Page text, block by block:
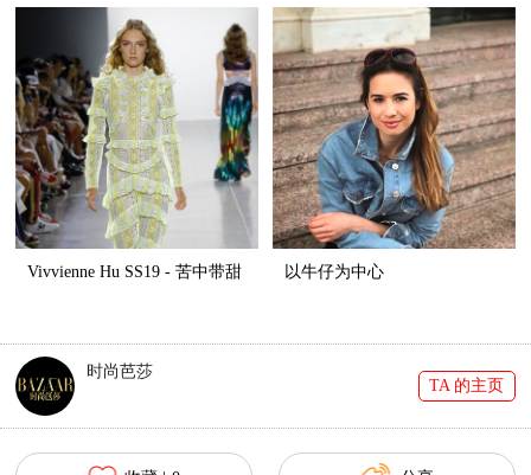
Vivvienne Hu SS19 - 苦中带甜 以牛仔为中心
时尚芭莎
TA 的主页